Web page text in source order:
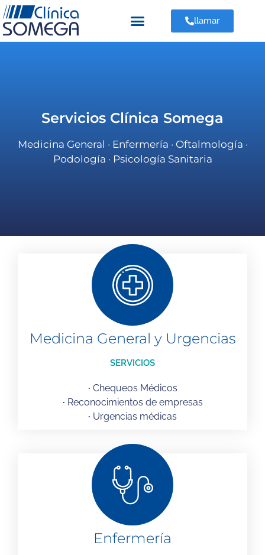
llamar
Servicios Clínica Somega
Medicina General · Enfermería · Oftalmología ·
Podología · Psicología Sanitaria
Medicina General y Urgencias
SERVICIOS
· Chequeos Médicos
· Reconocimientos de empresas
· Urgencias médicas
Enfermería